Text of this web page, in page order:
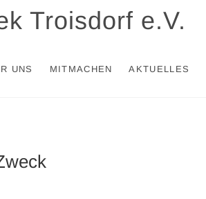
Troisdorf e.V.
UNS MITMACHEN AKTUELLES